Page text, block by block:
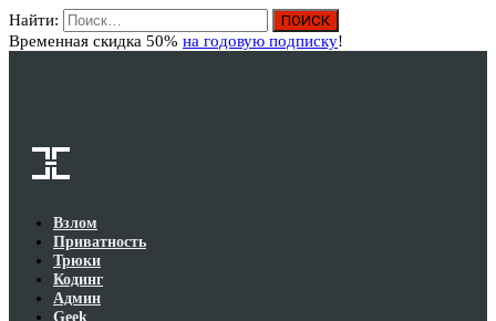
Найти:
Временная скидка 50% на годовую подписку!
Взлом
Приватность
Трюки
Кодинг
Админ
Geek